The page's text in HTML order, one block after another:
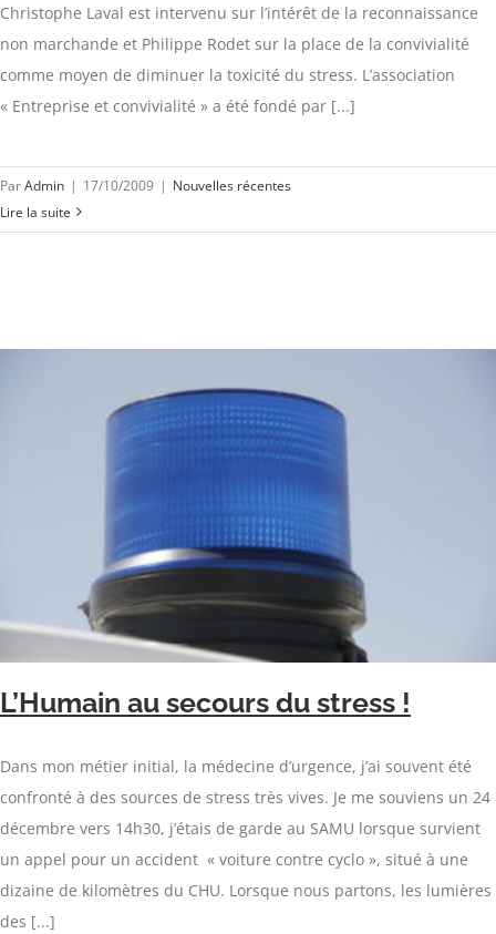
Christophe Laval est intervenu sur l’intérêt de la reconnaissance
non marchande et Philippe Rodet sur la place de la convivialité
comme moyen de diminuer la toxicité du stress. L’association
« Entreprise et convivialité » a été fondé par [...]
ParAdmin | 17/10/2009 | Nouvelles récentes
Lire la suite
L’Humain au secours du stress !
Dans mon métier initial, la médecine d’urgence, j’ai souvent été
confronté à des sources de stress très vives. Je me souviens un 24
décembre vers 14h30, j’étais de garde au SAMU lorsque survient
un appel pour un accident « voiture contre cyclo », situé à une
dizaine de kilomètres du CHU. Lorsque nous partons, les lumières
des [...]